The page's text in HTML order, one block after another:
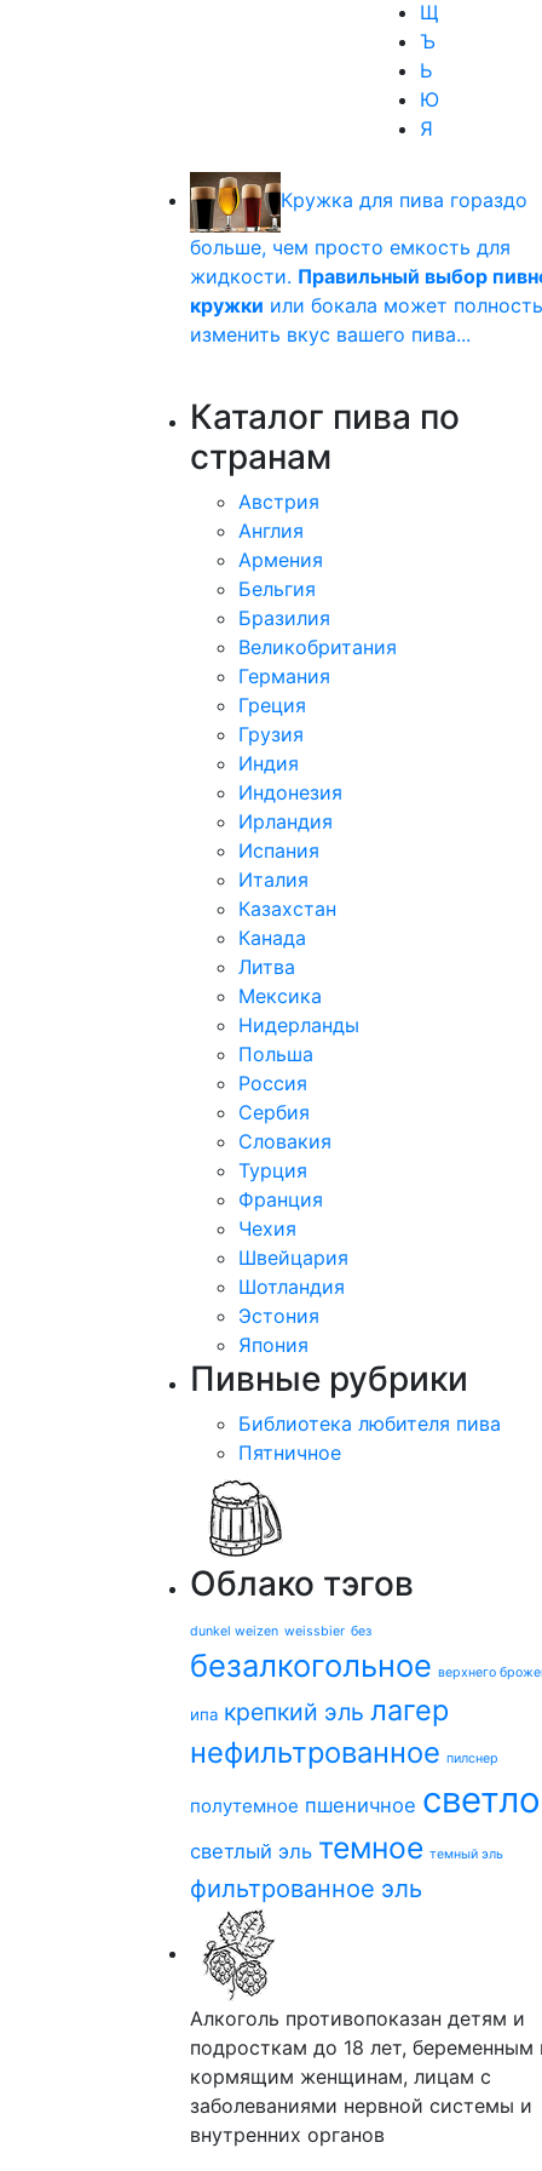
Щ
Ъ
Ь
Ю
Я
Кружка для пива гораздо
больше, чем просто емкость для
жидкости. Правильный выбор
кружки или бокала может
изменить вкус вашего пива...
Каталог пива по
странам
Австрия
Англия
Армения
Бельгия
Бразилия
Великобритания
Германия
Греция
Грузия
Индия
Индонезия
Ирландия
Испания
Италия
Казахстан
Канада
Литва
Мексика
Нидерланды
Польша
Россия
Сербия
Словакия
Турция
Франция
Чехия
Швейцария
Шотландия
Эстония
Япония
Пивные рубрики
Библиотека любителя пива
Пятничное
Облако тэгов
dunkel weizen weissbier без
безалкогольное верхнего
ипа крепкий эль лагер
нефильтрованное пилснер
полутемное пшеничное
светлый эль темное темный эль
фильтрованное эль
Алкоголь противопоказан детям и
подросткам до 18 лет, беременным
кормящим женщинам, лицам с
заболеваниями нервной системы и
внутренних органов